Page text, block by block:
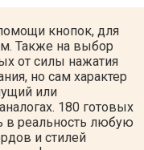
кнопок, для
Также на выбор
от силы нажатия
но сам характер
или
180 готовых
в реальность любую
и стилей